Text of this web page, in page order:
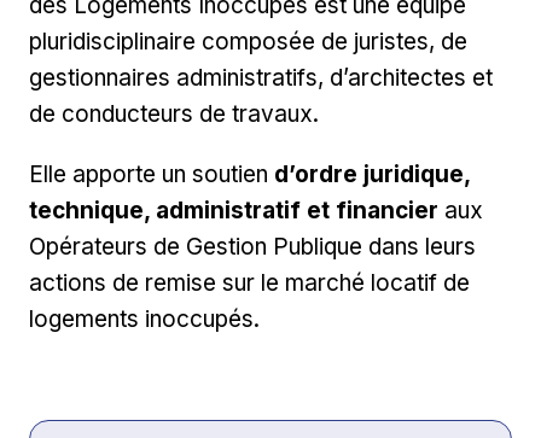
pluridisciplinaire composée de juristes, de
gestionnaires administratifs, d’architectes et
de conducteurs de travaux.
Elle apporte un soutien d’ordre juridique,
technique, administratif et financier aux
Opérateurs de Gestion Publique dans leurs
actions de remise sur le marché locatif de
logements inoccupés.